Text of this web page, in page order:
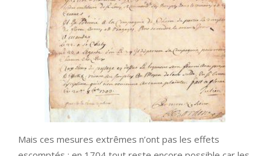
Mais ces mesures extrêmes n’ont pas les effets